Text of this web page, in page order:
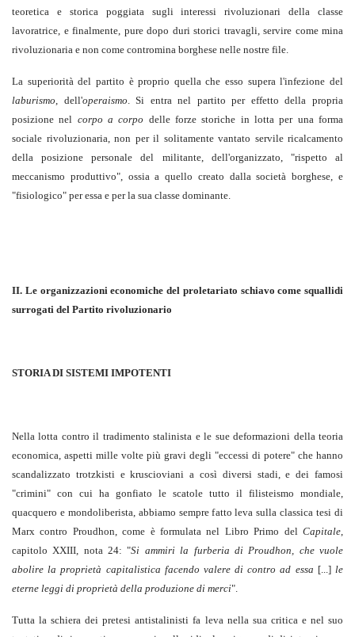
teoretica e storica poggiata sugli interessi rivoluzionari della classe
lavoratrice, e finalmente, pure dopo duri storici travagli, servire come mina
rivoluzionaria e non come contromina borghese nelle nostre file.
La superiorità del partito è proprio quella che esso supera l'infezione del
laburismo, dell'operaismo. Si entra nel partito per effetto della propria
posizione nel corpo a corpo delle forze storiche in lotta per una forma
sociale rivoluzionaria, non per il solitamente vantato servile ricalcamento
della posizione personale del militante, dell'organizzato, "rispetto al
meccanismo produttivo", ossia a quello creato dalla società borghese, e
"fisiologico" per essa e per la sua classe dominante.
II. Le organizzazioni economiche del proletariato schiavocome squallidi
surrogati del Partito rivoluzionario
STORIA DI SISTEMI IMPOTENTI
Nella lotta contro il tradimento stalinista e le sue deformazioni della teoria
economica, aspetti mille volte più gravi degli "eccessi di potere" che hanno
scandalizzato trotzkisti e kruscioviani a così diversi stadi, e dei famosi
"crimini" con cui ha gonfiato le scatole tutto il filisteismo mondiale,
quacquero e mondoliberista, abbiamo sempre fatto leva sulla classica tesi di
Marx contro Proudhon, come è formulata nel Libro Primo del Capitale,
capitolo XXIII, nota 24: "Si ammiri la furberia di Proudhon, che vuole
abolire la proprietà capitalistica facendo valere di contro ad essa [...]le
eterne leggi di proprietà della produzione di merci".
Tutta la schiera dei pretesi antistalinisti fa leva nella sua critica e nel suo